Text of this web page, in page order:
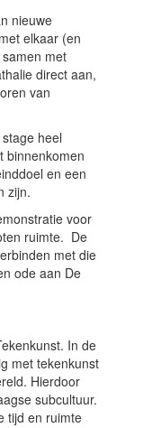
nieuwe
elkaar (en
met
direct aan,
van
heel
binnenkomen
en een
zijn.
voor
ruimte. De
met die
ode aan De
In de
met tekenkunst
Hierdoor
subcultuur.
tijd en ruimte